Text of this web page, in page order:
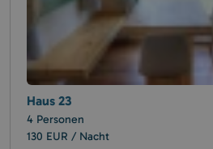
Haus 23
4 Personen
130 EUR / Nacht